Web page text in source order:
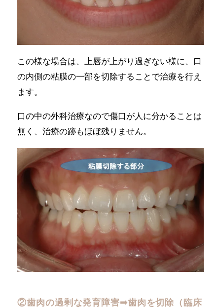
この様な場合は、上唇が上がり過ぎない様に、口
の内側の粘膜の一部を切除することで治療を行え
ます。
口の中の外科治療なので傷口が人に分かることは
無く、治療の跡もほぼ残りません。
②歯肉の過剰な発育障害➡︎歯肉を切除（臨床